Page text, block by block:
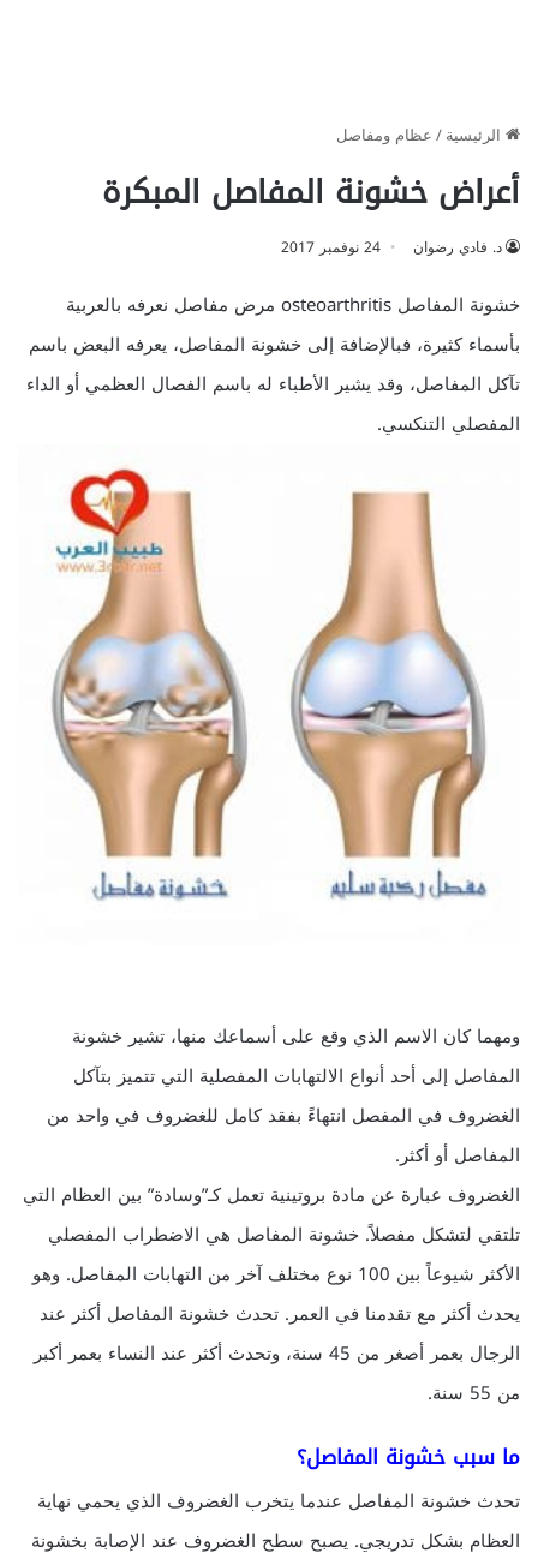
الرئيسية/عظام ومفاصل
أعراض خشونة المفاصل المبكرة
د. فادي رضوان 24 نوفمبر 2017
خشونة المفاصل osteoarthritis مرض مفاصل نعرفه بالعربية
بأسماء كثيرة، فبالإضافة إلى خشونة المفاصل، يعرفه البعض باسم
تآكل المفاصل، وقد يشير الأطباء له باسم الفصال العظمي أو الداء
المفصلي التنكسي.
ومهما كان الاسم الذي وقع على أسماعك منها، تشير خشونة
المفاصل إلى أحد أنواع الالتهابات المفصلية التي تتميز بتآكل
الغضروف في المفصل انتهاءً بفقد كامل للغضروف في واحد من
المفاصل أو أكثر.
الغضروف عبارة عن مادة بروتينية تعمل كـ”وسادة” بين العظام التي
تلتقي لتشكل مفصلاً. خشونة المفاصل هي الاضطراب المفصلي
الأكثر شيوعاً بين 100 نوع مختلف آخر من التهابات المفاصل. وهو
يحدث أكثر مع تقدمنا في العمر. تحدث خشونة المفاصل أكثر عند
الرجال بعمر أصغر من 45 سنة، وتحدث أكثر عند النساء بعمر أكبر
من 55 سنة.
ما سبب خشونة المفاصل؟
تحدث خشونة المفاصل عندما يتخرب الغضروف الذي يحمي نهاية
العظام بشكل تدريجي. يصبح سطح الغضروف عند الإصابة بخشونة